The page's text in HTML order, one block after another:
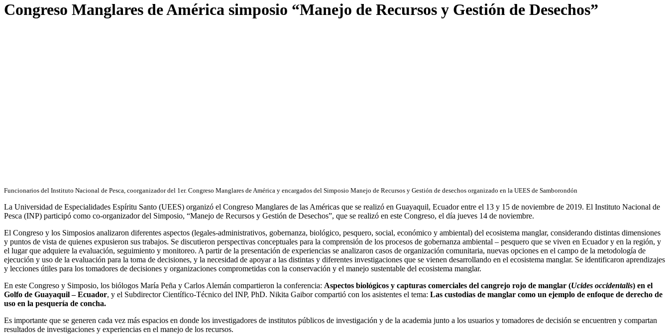
Congreso Manglares de América simposio “Manejo de Recursos y Gestión de Desechos”
Funcionarios del Instituto Nacional de Pesca, coorganizador del 1er. Congreso Manglares de América y encargados del Simposio Manejo de Recursos y Gestión de desechos organizado en la UEES de Samborondón
La Universidad de Especialidades Espíritu Santo (UEES) organizó el Congreso Manglares de las Américas que se realizó en Guayaquil, Ecuador entre el 13 y 15 de noviembre de 2019. El Instituto Nacional de
Pesca (INP) participó como co-organizador del Simposio, “Manejo de Recursos y Gestión de Desechos”, que se realizó en este Congreso, el día jueves 14 de noviembre.
El Congreso y los Simposios analizaron diferentes aspectos (legales-administrativos, gobernanza, biológico, pesquero, social, económico y ambiental) del ecosistema manglar, considerando distintas dimensiones
y puntos de vista de quienes expusieron sus trabajos. Se discutieron perspectivas conceptuales para la comprensión de los procesos de gobernanza ambiental – pesquero que se viven en Ecuador y en la región, y
el lugar que adquiere la evaluación, seguimiento y monitoreo. A partir de la presentación de experiencias se analizaron casos de organización comunitaria, nuevas opciones en el campo de la metodología de
ejecución y uso de la evaluación para la toma de decisiones, y la necesidad de apoyar a las distintas y diferentes investigaciones que se vienen desarrollando en el ecosistema manglar. Se identificaron aprendizajes
y lecciones útiles para los tomadores de decisiones y organizaciones comprometidas con la conservación y el manejo sustentable del ecosistema manglar.
En este Congreso y Simposio, los biólogos María Peña y Carlos Alemán compartieron la conferencia: Aspectos biológicos y capturas comerciales del cangrejo rojo de manglar (Ucides occidentalis) en el
Golfo de Guayaquil – Ecuador, y el Subdirector Científico-Técnico del INP, PhD. Nikita Gaibor compartió con los asistentes el tema: Las custodias de manglar como un ejemplo de enfoque de derecho de
uso en la pesquería de concha.
Es importante que se generen cada vez más espacios en donde los investigadores de institutos públicos de investigación y de la academia junto a los usuarios y tomadores de decisión se encuentren y compartan
resultados de investigaciones y experiencias en el manejo de los recursos.